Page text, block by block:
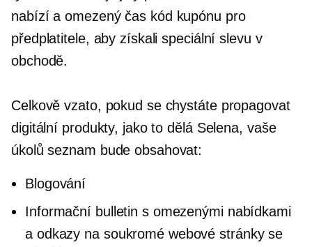
nabízí aomezený čas kód kupónu pro
předplatitele, aby získali speciální slevu v
obchodě.
Celkově vzato, pokud se chystáte propagovat
digitální produkty, jako to dělá Selena, vaše
úkolů seznam bude obsahovat:
Blogování
Informační bulletin s omezenými nabídkami
a odkazy na soukromé webové stránky se